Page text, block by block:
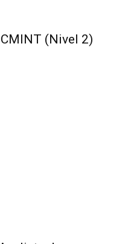
(Nivel 2)